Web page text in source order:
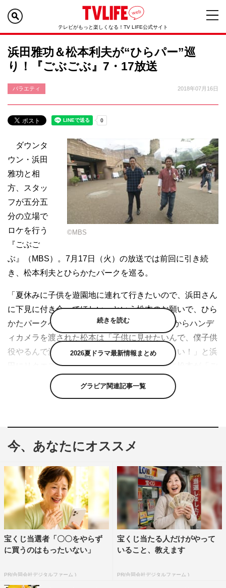
テレビがもっと楽しくなる！TV LIFE公式サイト
浜田雅功＆松本利夫が“ひらパー”巡
り！『ごぶごぶ』7・17放送
バラエティ 2018年07月16日
©MBS
ダウンタ
ウン・浜田
雅功と相
方、スタッ
フが五分五
分の立場で
ロケを行う
『ごぶご
ぶ』（MBS）。7月17日（火）の放送では前回に引き続
き、松本利夫とひらかたパークを巡る。
「夏休みに子供を遊園地に連れて行きたいので、浜田さん
に下見に付き合ってほしい」という松本のお願いで、ひら
かたパークへやってきた2人。ここでスタッフからハンデ
ィカメラを渡された松本は「子供に見せたいんで、僕子供
役やるんで浜田さんパパ役として撮ってください！」と浜
田にリクエスト。やんわり断ろうとする浜田に松本が「ご
ぶごぶですから！」と食い下がりひと悶着。何とか了承し
た浜田と、まずは3歳から乗れるブランコ型アトラクショ
実は絶叫マシンが苦手だという浜田と松本。子供用アトラ
クションにもかかわらず「案外揺れてんでオイ！」「結構
ださい！」と子供のためにお願いする松本と「案外揺れて
まーす！」と必死にカメラを構えて実況する浜田の姿は必
見だ。
動物と触れ合えるエリア「どうぶつハグハグたうん」で
は、松本が子供に大人気の○○との握手を体験。最初は
「ちょっと怖いんですけど…」と不安そうだった松本が、
続きを読む
2026夏ドラマ最新情報まとめ
グラビア関連記事一覧
今、あなたにオススメ
宝くじ当選者「〇〇をやらず
に買うのはもったいない」
PR(合同会社デジタルファーム )
宝くじ当たる人だけがやって
いること、教えます
PR(合同会社デジタルファーム )